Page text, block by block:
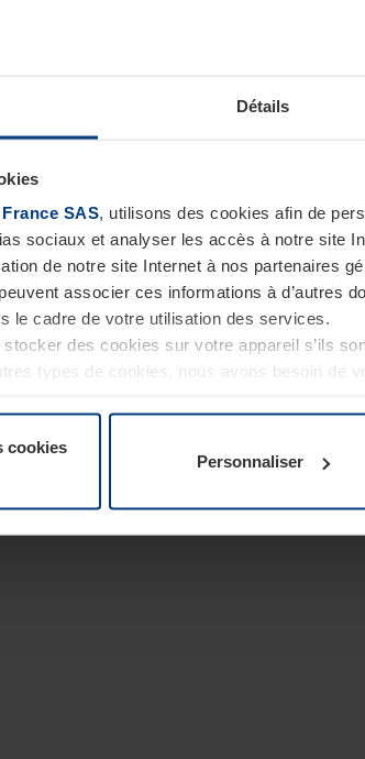
Détails
SAS, utilisons des cookies afin de
sociaux et analyser les accès à notre site
de notre site Internet à nos partenaires
associer ces informations à d’autres
le cadre de votre utilisation des services.
des cookies sur votre appareil s’ils
types de cookies, nous avons besoin de
cookies
Personnaliser